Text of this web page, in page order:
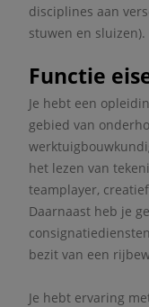
disciplines aan
stuwen en sluizen).
Functie
Je hebt een
gebied van
het lezen van
teamplayer,
Daarnaast heb je
bezit van een
Je hebt ervaring